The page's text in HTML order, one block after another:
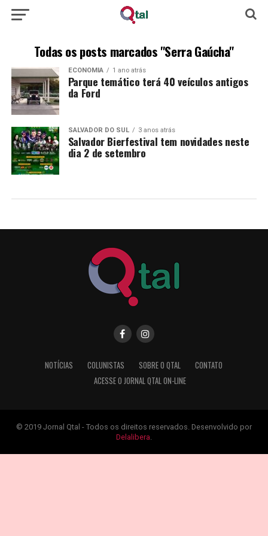
Todas os posts marcados "Serra Gaúcha"
ECONOMIA 1 ano atrás
Parque temático terá 40 veículos antigos
da Ford
SALVADOR DO SUL 3 anos atrás
Salvador Bierfestival tem novidades neste
dia 2 de setembro
NOTÍCIAS COLUNISTAS SOBRE O QTAL
CONTATO
ACESSE O JORNAL QTAL ON-LINE
© 2019 Jornal Qtal - Todos os direitos reservados. Desenvolvido por
Delalibera.